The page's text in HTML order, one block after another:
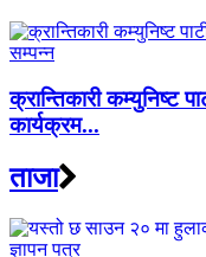
क्रान्तिकारी कम्युनिष्ट
कार्यक्रम...
ताजा